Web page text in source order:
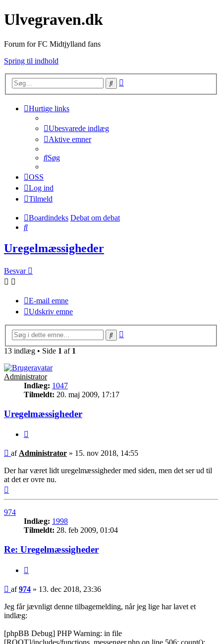
Ulvegraven.dk
Forum for FC Midtjylland fans
Spring til indhold
Søg
Hurtige links
Ubesvarede indlæg
Aktive emner
Søg
OSS
Log ind
Tilmeld
Boardindeks Debat om debat
Søg
Uregelmæssigheder
Besvar
E-mail emne
Udskriv emne
Søg
13 indlæg • Side 1 af 1
Administrator
Indlæg: 1047
Tilmeldt: 20. maj 2009, 17:17
Uregelmæssigheder
Indlæg
af Administrator » 15. nov 2018, 14:55
Der har været lidt uregelmæssigheder med siden, men det ser ud til
at det er ovre nu.
974
Indlæg: 1998
Tilmeldt: 28. feb 2009, 01:04
Re: Uregelmæssigheder
Indlæg
af974 » 13. dec 2018, 23:36
Jeg får jævnligt denne tilbagemelding, når jeg lige har lavet et
indlæg:
[phpBB Debug] PHP Warning: in file
[ROOT]/includes/functions_messenger.php on line 506: count():